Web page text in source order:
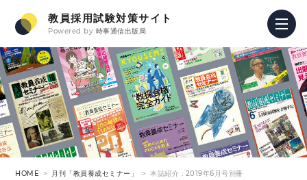
教員採用試験対策サイト
Powered by 時事通信出版局
HOME 月刊「教員養成セミナー」 本誌紹介 : 2019年6月号別冊